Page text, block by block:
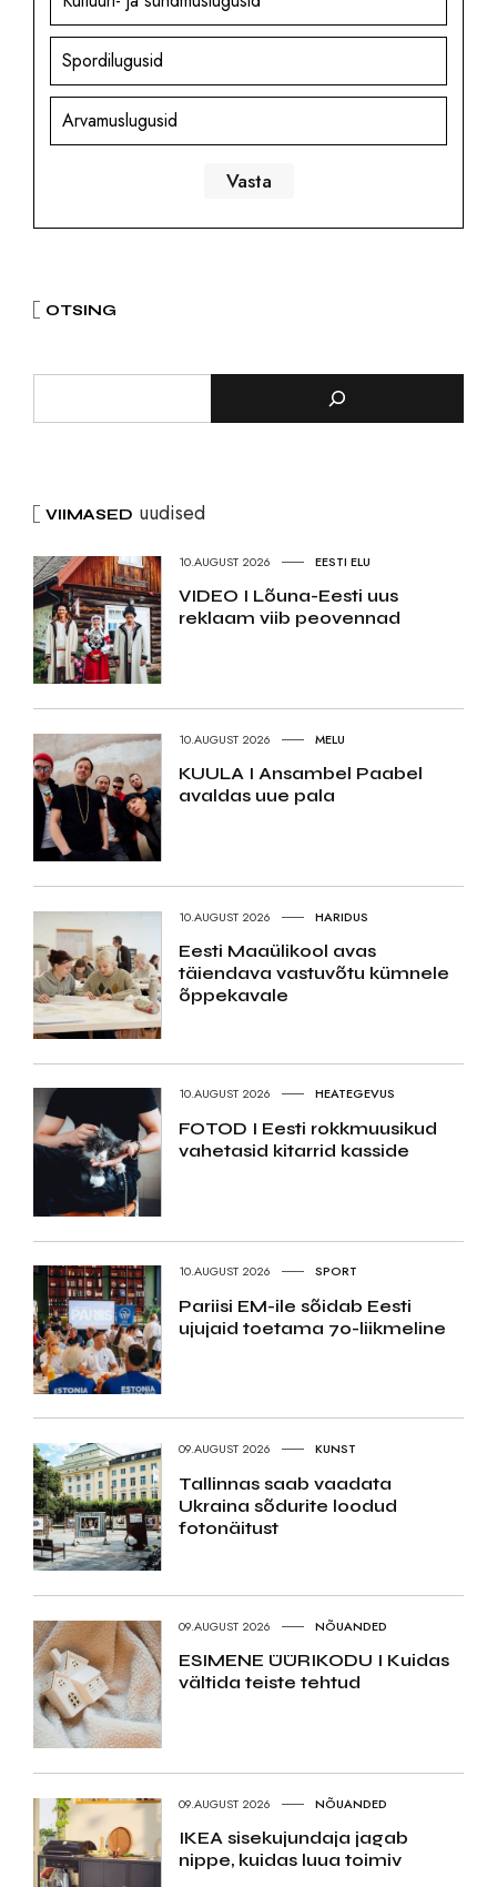
Spordilugusid
Arvamuslugusid
OTSING
VIIMASED uudised
10.AUGUST 2026 EESTI ELU
VIDEO I Lõuna-Eesti uus
reklaam viib peovennad
10.AUGUST 2026 MELU
KUULA I Ansambel Paabel
avaldas uue pala
10.AUGUST 2026 HARIDUS
Eesti Maaülikool avas
täiendava vastuvõtu kümnele
õppekavale
10.AUGUST 2026 HEATEGEVUS
FOTOD I Eesti rokkmuusikud
vahetasid kitarrid kasside
10.AUGUST 2026 SPORT
Pariisi EM-ile sõidab Eesti
ujujaid toetama 70-liikmeline
09.AUGUST 2026 KUNST
Tallinnas saab vaadata
Ukraina sõdurite loodud
fotonäitust
09.AUGUST 2026 NÕUANDED
ESIMENE ÜÜRIKODU I Kuidas
vältida teiste tehtud
09.AUGUST 2026 NÕUANDED
IKEA sisekujundaja jagab
nippe, kuidas luua toimiv